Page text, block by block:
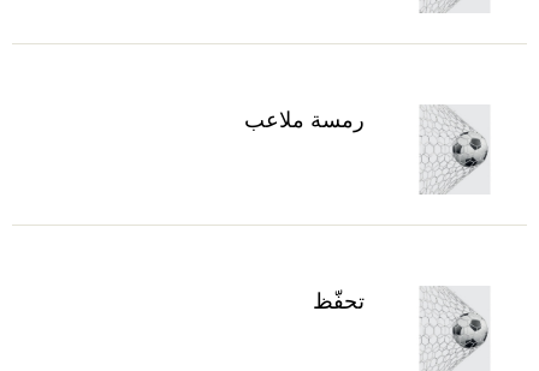
رمسة ملاعب
تحفّظ